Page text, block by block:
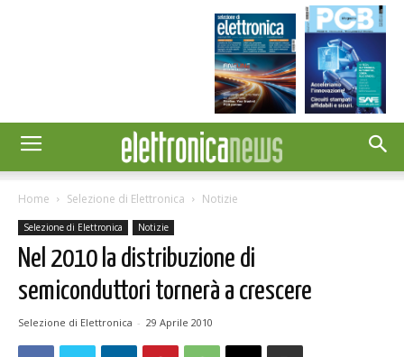
Home Selezione di Elettronica Notizie
Selezione di Elettronica Notizie
Nel 2010 la distribuzione di
semiconduttori tornerà a crescere
Selezione di Elettronica - 29 Aprile 2010